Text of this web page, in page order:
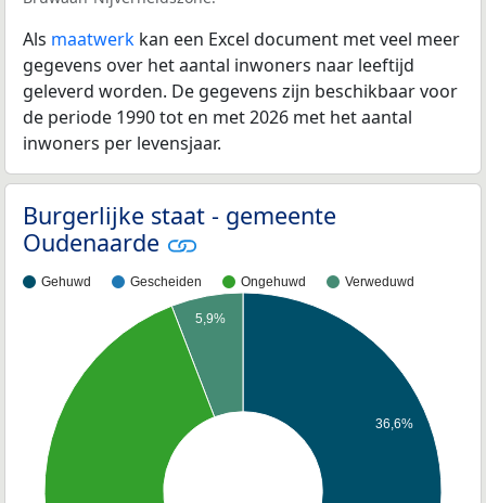
Als maatwerk kan een Excel document met veel meer
gegevens over het aantal inwoners naar leeftijd
geleverd worden. De gegevens zijn beschikbaar voor
de periode 1990 tot en met 2026 met het aantal
inwoners per levensjaar.
Burgerlijke staat - gemeente
Oudenaarde
Gehuwd Gescheiden Ongehuwd Verweduwd
36,6%
5,9%